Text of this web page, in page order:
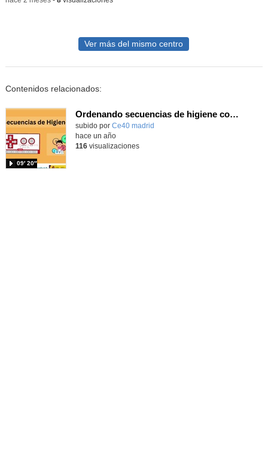
Ver más del mismo centro
Contenidos relacionados:
Ordenando secuencias de higiene con Clic and Play
subido por Ce40 madrid
09′ 20″
hace un año
116visualizaciones